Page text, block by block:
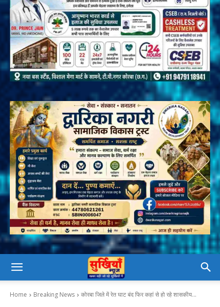
Home Breaking News कोरबा जिले में रेत घाट बंद फिर कहां से हो रहे शासकीय...